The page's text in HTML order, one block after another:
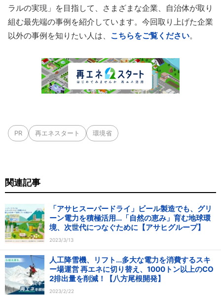
ラルの実現」を目指して、さまざまな企業、自治体が取り
組む最先端の事例を紹介しています。今回取り上げた企業
以外の事例を知りたい人は、 こちらをご覧ください。
PR 再エネスタート 環境省
関連記事
「アサヒスーパードライ」ビール製造でも、グリ
ーン電力を積極活用...「自然の恵み」育む地球環
境、次世代につなぐために【アサヒグループ】
2023/3/13
人工降雪機、リフト...多大な電力を消費するスキ
ー場運営 再エネに切り替え、1000トン以上のCO
2排出量を削減！【八方尾根開発】
2023/2/22